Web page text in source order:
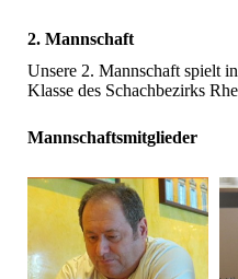
2. Mannschaft
Unsere 2. Mannschaft spielt
Klasse des Schachbezirks
Mannschaftsmitglieder